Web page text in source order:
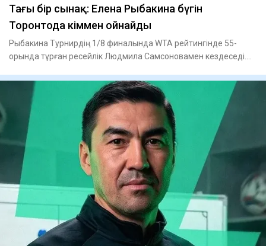
Тағы бір сынақ: Елена Рыбакина бүгін
Торонтода кіммен ойнайды
Рыбакина Турнирдің 1/8 финалында WTA рейтингінде 55-
орында тұрған ресейлік Людмила Самсоновамен кездеседі.